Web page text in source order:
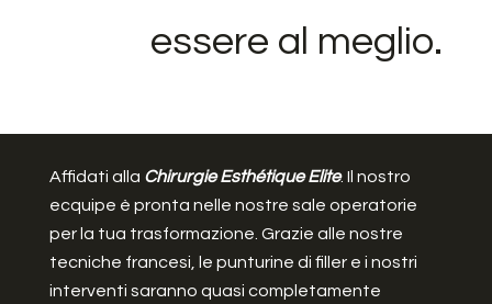
essere al meglio.
Affidati alla Chirurgie Esthétique Elite. Il nostro
ecquipe è pronta nelle nostre sale operatorie
per la tua trasformazione. Grazie alle nostre
tecniche francesi, le punturine di filler e i nostri
interventi saranno quasi completamente